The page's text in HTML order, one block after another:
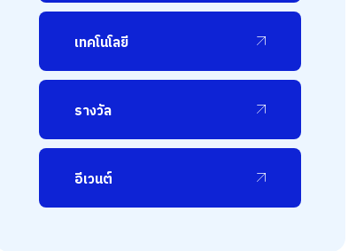
เทคโนโลยี
รางวัล
อีเวนต์